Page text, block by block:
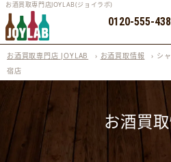
お酒買取専門店JOYLAB(ジョイラボ)
0120-555-438
お酒買取専門店 JOYLAB › お酒買取情報 › シ
宿店
お酒買